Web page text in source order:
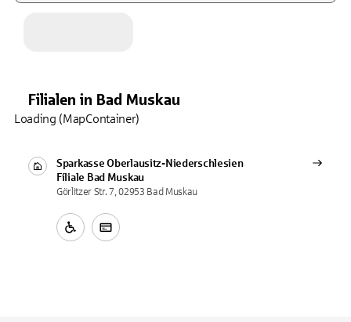
Filialen in Bad Muskau
Sparkasse Oberlausitz-Niederschlesien
Filiale Bad Muskau
Görlitzer Str. 7, 02953 Bad Muskau
Loading (MapContainer)